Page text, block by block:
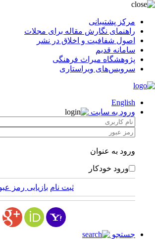
مرکز پشتیبانی
راهنمای نگارش مقاله برای مجلات
اصول شفافیت و اخلاق در نشر
سامانه قدیم
پژوهشگاه میراث فرهنگی
سرویس‌های ویراستاری
English
ورود به سایت
ورود به عنوان
ورود خودکار
ثبت نام بازیابی رمز عبور
جستجو